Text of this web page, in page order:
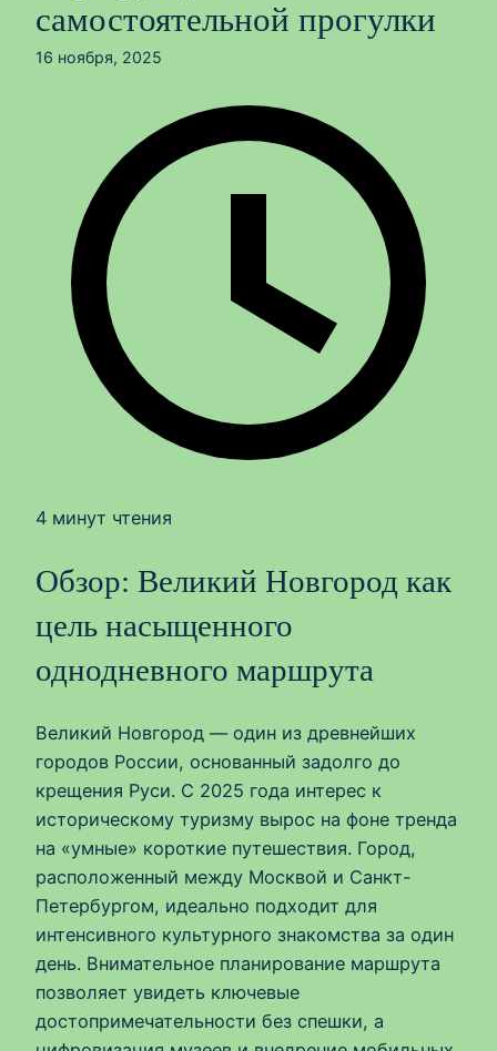
самостоятельной прогулки
16 ноября, 2025
4 минут чтения
Обзор: Великий Новгород как
цель насыщенного
однодневного маршрута
Великий Новгород — один из древнейших
городов России, основанный задолго до
крещения Руси. С 2025 года интерес к
историческому туризму вырос на фоне тренда
на «умные» короткие путешествия. Город,
расположенный между Москвой и Санкт-
Петербургом, идеально подходит для
интенсивного культурного знакомства за один
день. Внимательное планирование маршрута
позволяет увидеть ключевые
достопримечательности без спешки, а